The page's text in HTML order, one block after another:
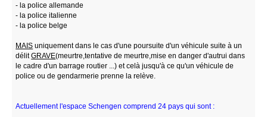
- la police allemande
- la police italienne
- la police belge
MAIS uniquement dans le cas d'une poursuite d'un véhicule suite à un
délitGRAVE(meurtre,tentative de meurtre,mise en danger d'autrui dans
le cadre d'un barrage routier ...) et celà jusqu'à ce qu'un véhicule de
police ou de gendarmerie prenne la relève.
Actuellement l'espace Schengen comprend 24 pays qui sont :